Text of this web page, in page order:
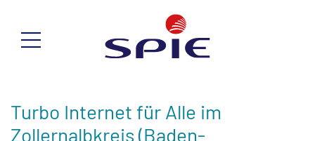
Turbo Internet für Alle im
Zollernalbkreis (Baden-